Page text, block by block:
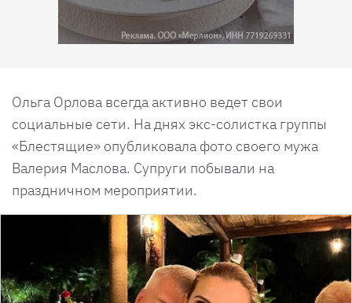
Ольга Орлова всегда активно ведет свои
социальные сети. На днях экс-солистка группы
«Блестящие» опубликовала фото своего мужа
Валерия Маслова. Супруги побывали на
праздничном мероприятии.